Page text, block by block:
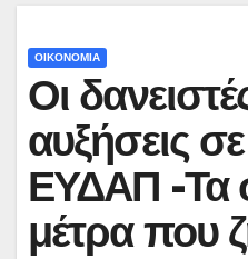
ΟΙΚΟΝΟΜΙΑ
Οι
αυξήσεις
ΕΥΔΑΠ -Τα
μέτρα που